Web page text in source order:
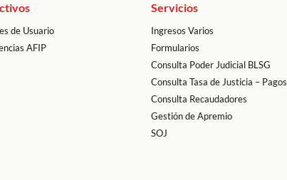
de Usuario
AFIP
Servicios
Ingresos Varios
Formularios
Consulta Poder Judicial BLSG
Consulta Tasa de Justicia – Pagos
Consulta Recaudadores
Gestión de Apremio
SOJ